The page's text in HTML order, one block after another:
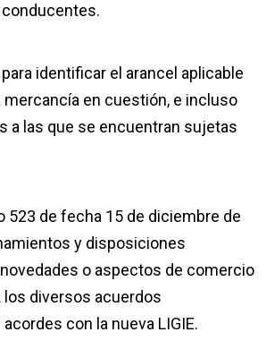
conducentes.
identificar el arancel aplicable
mercancía en cuestión, e incluso
a las que se encuentran sujetas
523 de fecha 15 de diciembre de
y disposiciones
o aspectos de comercio
los diversos acuerdos
con la nueva LIGIE.